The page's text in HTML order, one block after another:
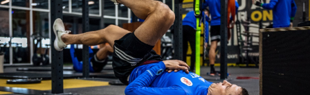
Biznes
Dla mediów